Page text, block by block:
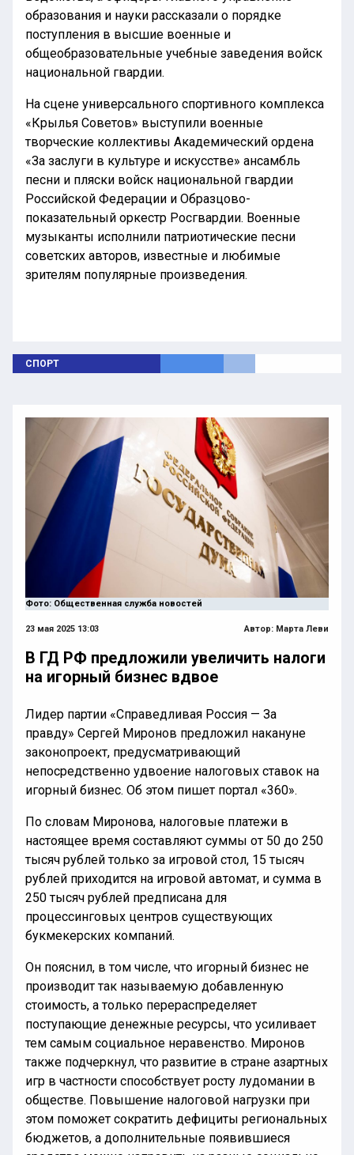
образования и науки рассказали о порядке
поступления в высшие военные и
общеобразовательные учебные заведения войск
национальной гвардии.
На сцене универсального спортивного комплекса
«Крылья Советов» выступили военные
творческие коллективы Академический ордена
«За заслуги в культуре и искусстве» ансамбль
песни и пляски войск национальной гвардии
Российской Федерации и Образцово-
показательный оркестр Росгвардии. Военные
музыканты исполнили патриотические песни
советских авторов, известные и любимые
зрителям популярные произведения.
СПОРТ
Фото: Общественная служба новостей
23 мая 2025 13:03 Автор: Марта Леви
В ГД РФ предложили увеличить налоги
на игорный бизнес вдвое
Лидер партии «Справедливая Россия — За
правду» Сергей Миронов предложил накануне
законопроект, предусматривающий
непосредственно удвоение налоговых ставок на
игорный бизнес. Об этом пишет портал «360».
По словам Миронова, налоговые платежи в
настоящее время составляют суммы от 50 до 250
тысяч рублей только за игровой стол, 15 тысяч
рублей приходится на игровой автомат, и сумма в
250 тысяч рублей предписана для
процессинговых центров существующих
букмекерских компаний.
Он пояснил, в том числе, что игорный бизнес не
производит так называемую добавленную
стоимость, а только перераспределяет
поступающие денежные ресурсы, что усиливает
тем самым социальное неравенство. Миронов
также подчеркнул, что развитие в стране азартных
игр в частности способствует росту лудомании в
обществе. Повышение налоговой нагрузки при
этом поможет сократить дефициты региональных
бюджетов, а дополнительные появившиеся